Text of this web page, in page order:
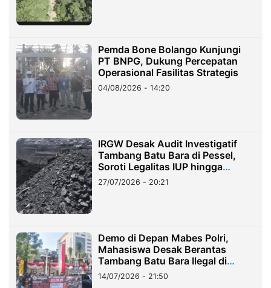
Pemda Bone Bolango Kunjungi
PT BNPG, Dukung Percepatan
Operasional Fasilitas Strategis
04/08/2026 - 14:20
IRGW Desak Audit Investigatif
Tambang Batu Bara di Pessel,
Soroti Legalitas IUP hingga
Stockpile
27/07/2026 - 20:21
Demo di Depan Mabes Polri,
Mahasiswa Desak Berantas
Tambang Batu Bara Ilegal di
Lampung
14/07/2026 - 21:50